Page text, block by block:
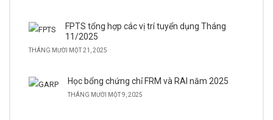
FPTS tổng hợp các vị trí tuyển dụng Tháng
11/2025
THÁNG MƯỜI MỘT 21, 2025
Học bổng chứng chỉ FRM và RAI năm 2025
THÁNG MƯỜI MỘT 9, 2025